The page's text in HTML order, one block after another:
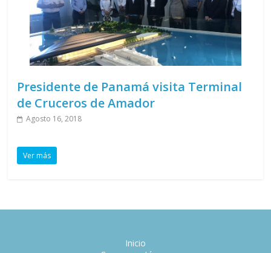
Presidente de Panamá visita Terminal
de Cruceros de Amador
Agosto 16, 2018
Ver más
Inicio